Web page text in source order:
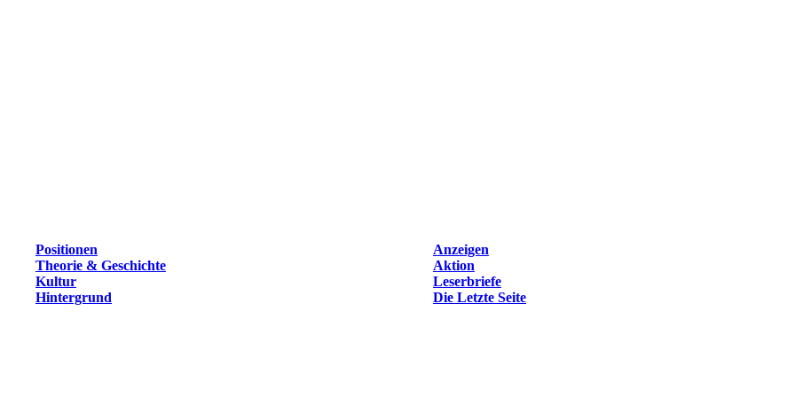
Positionen
Anzeigen
Theorie & Geschichte
Aktion
Kultur
Leserbriefe
Hintergrund Die Letzte Seite